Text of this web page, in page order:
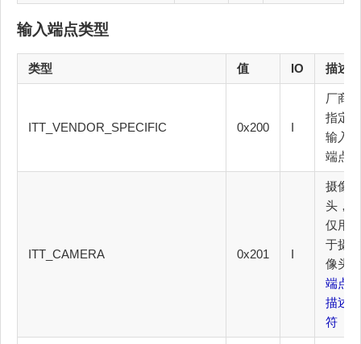
输入端点类型
类型 值 IO 描述
ITT_VENDOR_SPECIFIC 0x200 I
厂商
指定
输入
端点
ITT_CAMERA 0x201 I
摄像
头，
仅用
于摄
像头
端点
描述
符